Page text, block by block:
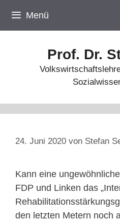
Inhalt
springen
Menü
Prof. Dr.
24. Juni 2020 von Stefan
Kann eine
FDP und Linken das
den letzten Metern noch